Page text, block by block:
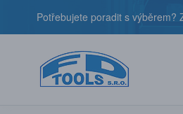
Potřebujete poradit s výběrem?